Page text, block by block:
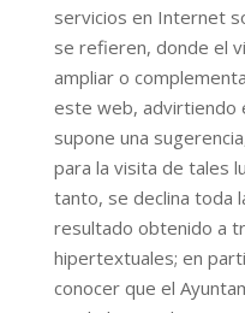
servicios en Internet
se refieren, donde el
ampliar o
este web, advirtiendo
supone una
para la visita de tales
tanto, se declina toda
resultado obtenido a
hipertextuales; en
conocer que el